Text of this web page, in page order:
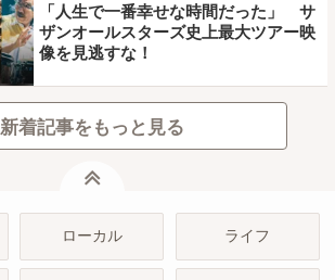
「人生で一番幸せな時間だった」 サ
ザンオールスターズ史上最大ツアー映
像を見逃すな！
新着記事をもっと見る
ローカル ライフ